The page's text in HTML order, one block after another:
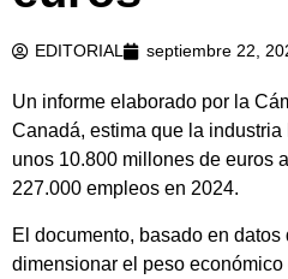
EDITORIAL septiembre 22,
Un informe elaborado por la
Canadá, estima que la
unos 10.800 millones de euros
227.000 empleos en 2024.
El documento, basado en
dimensionar el peso